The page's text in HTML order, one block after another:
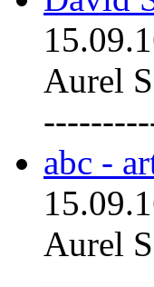
Aurel
abc -
Aurel